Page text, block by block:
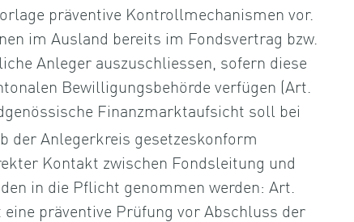
präventive Kontrollmechanismen vor.
im Ausland bereits im Fondsvertrag bzw.
Anleger auszuschliessen, sofern diese
Bewilligungsbehörde verfügen (Art.
Finanzmarktaufsicht soll bei
der Anlegerkreis gesetzeskonform
Kontakt zwischen Fondsleitung und
in die Pflicht genommen werden: Art.
eine präventive Prüfung vor Abschluss der